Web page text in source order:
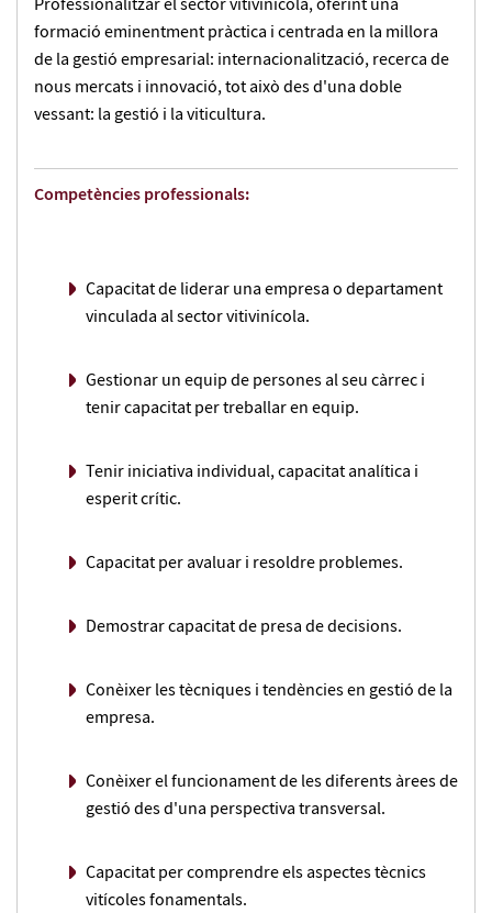
formació eminentment pràctica i centrada en la millora
de la gestió empresarial: internacionalització, recerca de
nous mercats i innovació, tot això des d'una doble
vessant: la gestió i la viticultura.
Competències professionals:
Capacitat de liderar una empresa o departament
vinculada al sector vitivinícola.
Gestionar un equip de persones al seu càrrec i
tenir capacitat per treballar en equip.
Tenir iniciativa individual, capacitat analítica i
esperit crític.
Capacitat per avaluar i resoldre problemes.
Demostrar capacitat de presa de decisions.
Conèixer les tècniques i tendències en gestió de la
empresa.
Conèixer el funcionament de les diferents àrees de
gestió des d'una perspectiva transversal.
Capacitat per comprendre els aspectes tècnics
vitícoles fonamentals.